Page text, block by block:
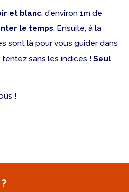
et blanc, d’environ 1m de
le temps. Ensuite, à la
sont là pour vous guider dans
sans les indices ! Seul
!